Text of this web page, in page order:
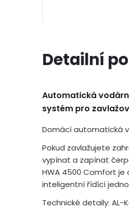
Detailní
Automatická
systém pro
Domácí automatická
Pokud zavlažujete
vypínat a zapínat
HWA 4500 Comfort
inteligentní řídící
Technické detaily: AL-